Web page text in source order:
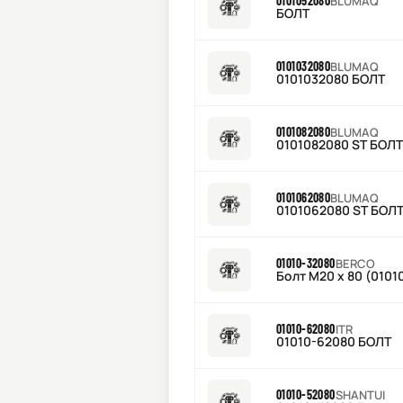
БОЛТ
0101032080BLUMAQ
0101032080 БОЛТ
0101082080BLUMAQ
0101082080 ST БОЛТ
0101062080BLUMAQ
0101062080 ST БОЛТ
01010-32080BERCO
Болт М20 х 80
01010-62080ITR
01010-62080 БОЛТ
01010-52080SHANTUI